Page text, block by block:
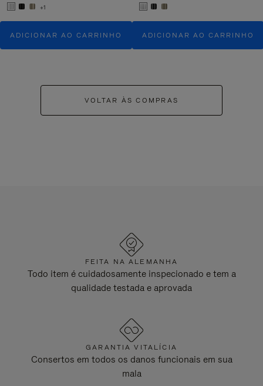
+1
ADICIONAR AO CARRINHO ADICIONAR AO CARRINHO
VOLTAR ÀS COMPRAS
FEITA NA ALEMANHA
Todo item é cuidadosamente inspecionado e tem a
qualidade testada e aprovada
GARANTIA VITALÍCIA
Consertos em todos os danos funcionais em sua
mala